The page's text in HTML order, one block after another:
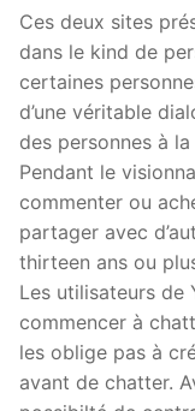
Ces deux sites
dans le kind de
certaines
d’une véritable
des personnes à
Pendant le
commenter ou
partager avec
thirteen ans ou
Les utilisateurs de
commencer à
les oblige pas à
avant de chatter.